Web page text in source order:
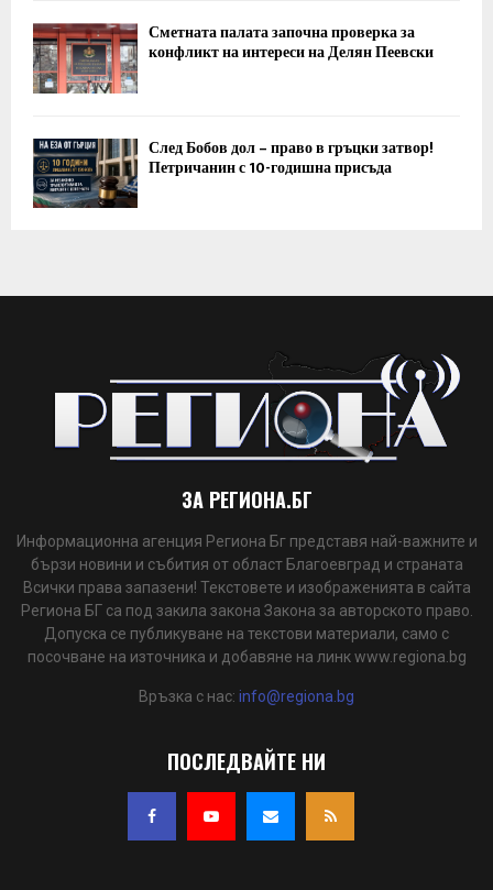
Сметната палата започна проверка за
конфликт на интереси на Делян Пеевски
След Бобов дол – право в гръцки затвор!
Петричанин с 10-годишна присъда
ЗА РЕГИОНА.БГ
Информационна агенция Региона Бг представя най-важните и
бързи новини и събития от област Благоевград и страната
Всички права запазени! Текстовете и изображенията в сайта
Региона БГ са под закила закона Закона за авторското право.
Допуска се публикуване на текстови материали, само с
посочване на източника и добавяне на линк www.regiona.bg
Връзка с нас: info@regiona.bg
ПОСЛЕДВАЙТЕ НИ